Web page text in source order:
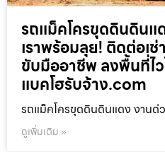
รถแม็คโครขุดดินดินแ
เราพร้อมลุย! ติดต่อเ
ขับมืออาชีพ ลงพื้นที่ไ
แบคโฮรับจ้าง.com
รถแม็คโครขุดดินดินแดง งานด่ว
ดูเพิ่มเติม »